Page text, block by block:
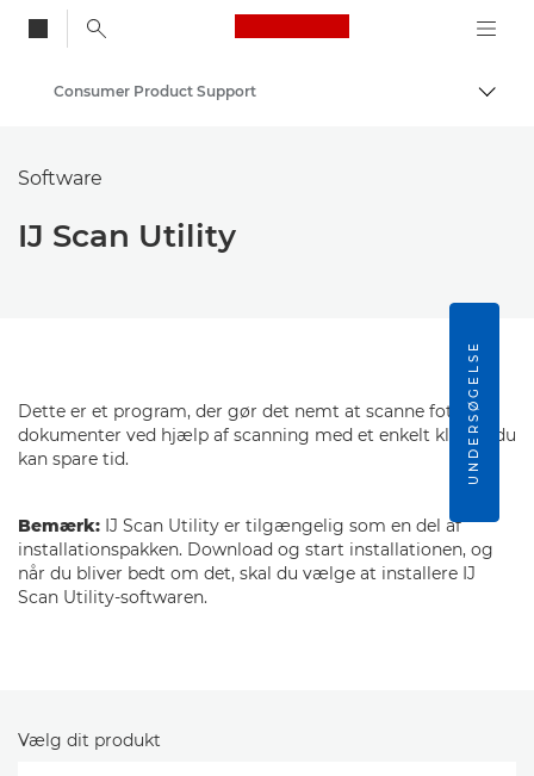
Canon Logo, back
Skift
Consumer Product Support
Software
IJ Scan Utility
Dette er et program, der gør det nemt at scanne fotos og
dokumenter ved hjælp af scanning med et enkelt klik, så du
kan spare tid.
Bemærk: IJ Scan Utility er tilgængelig som en del af
installationspakken. Download og start installationen, og
når du bliver bedt om det, skal du vælge at installere IJ
Scan Utility-softwaren.
Vælg dit produkt
UNDERSØGELSE